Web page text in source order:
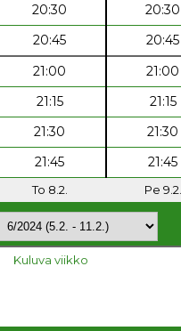
20:30 20:30
20:45 20:45
21:00 21:00
21:15 21:15
21:30 21:30
21:45 21:45
To 8.2. Pe 9.2.
Kuluva viikko